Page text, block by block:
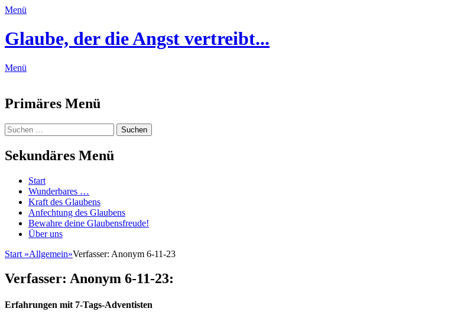
Menü
Glaube, der die Angst vertreibt...
Menü
Primäres Menü
Zum
Inhalt
springen
Suchen
Suchen
nach:
Sekundäres Menü
Zum
Inhalt
springen
Start
Wunderbares …
Kraft des Glaubens
Anfechtung des Glaubens
Bewahre deine Glaubensfreude!
Über uns
Start »Allgemein»Verfasser: Anonym 6-11-23
Verfasser: Anonym 6-11-23:
Erfahrungen mit 7-Tags-Adventisten